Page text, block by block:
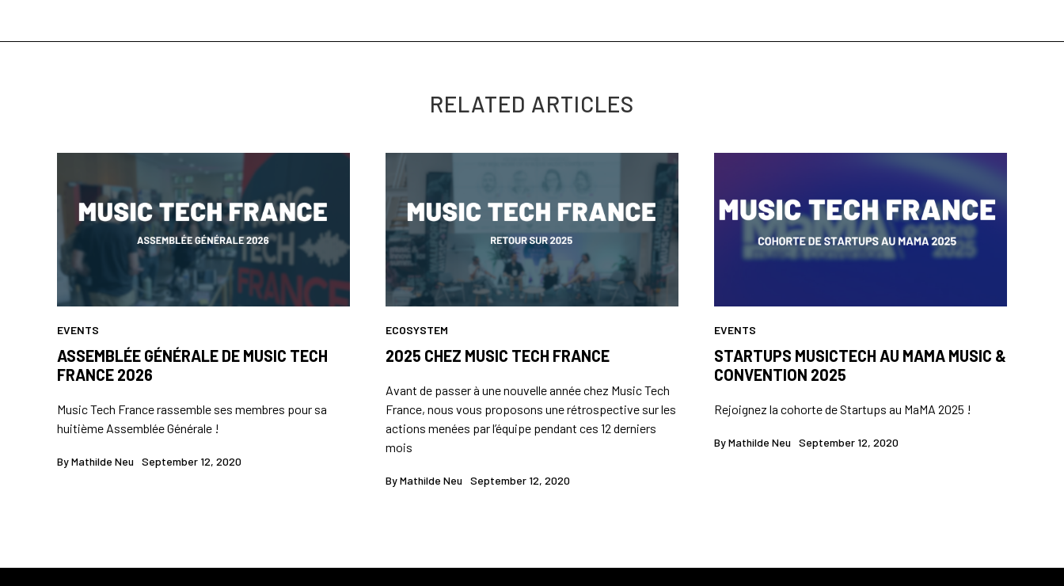
RELATED ARTICLES
EVENTS
ASSEMBLÉE GÉNÉRALE DE MUSIC TECH
FRANCE 2026
Music Tech France rassemble ses membres pour sa
huitième Assemblée Générale !
ByMathilde Neu September 12, 2020
ECOSYSTEM
2025 CHEZ MUSIC TECH FRANCE
Avant de passer à une nouvelle année chez Music Tech
France, nous vous proposons une rétrospective sur les
actions menées par l’équipe pendant ces 12 derniers
mois
ByMathilde Neu September 12, 2020
EVENTS
STARTUPS MUSICTECH AU MAMA MUSIC &
CONVENTION 2025
Rejoignez la cohorte de Startups au MaMA 2025 !
ByMathilde Neu September 12, 2020